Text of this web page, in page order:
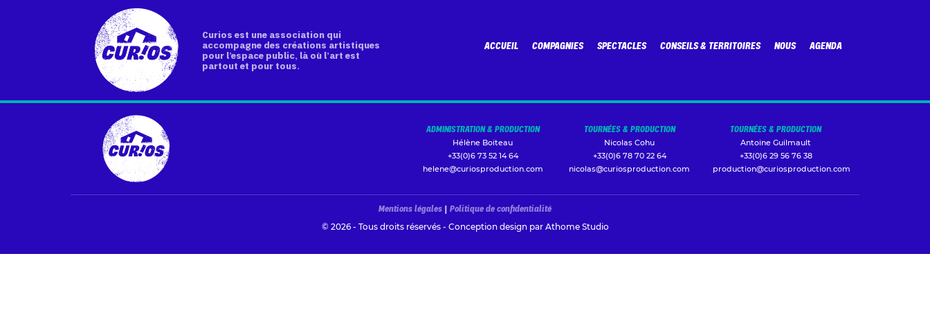
Curios est une association qui
accompagne des créations artistiques
pour l’espace public, là où l’art est
partout et pour tous.
ACCUEIL COMPAGNIES SPECTACLES CONSEILS & TERRITOIRES NOUS AGENDA
ADMINISTRATION & PRODUCTION
Hélène Boiteau
+33(0)6 73 52 14 64
helene@curiosproduction.com
TOURNÉES & PRODUCTION
Nicolas Cohu
+33(0)6 78 70 22 64
nicolas@curiosproduction.com
TOURNÉES & PRODUCTION
Antoine Guilmault
+33(0)6 29 56 76 38
production@curiosproduction.com
Mentions légales | Politique de confidentialité
© 2026 - Tous droits réservés - Conception design par Athome Studio